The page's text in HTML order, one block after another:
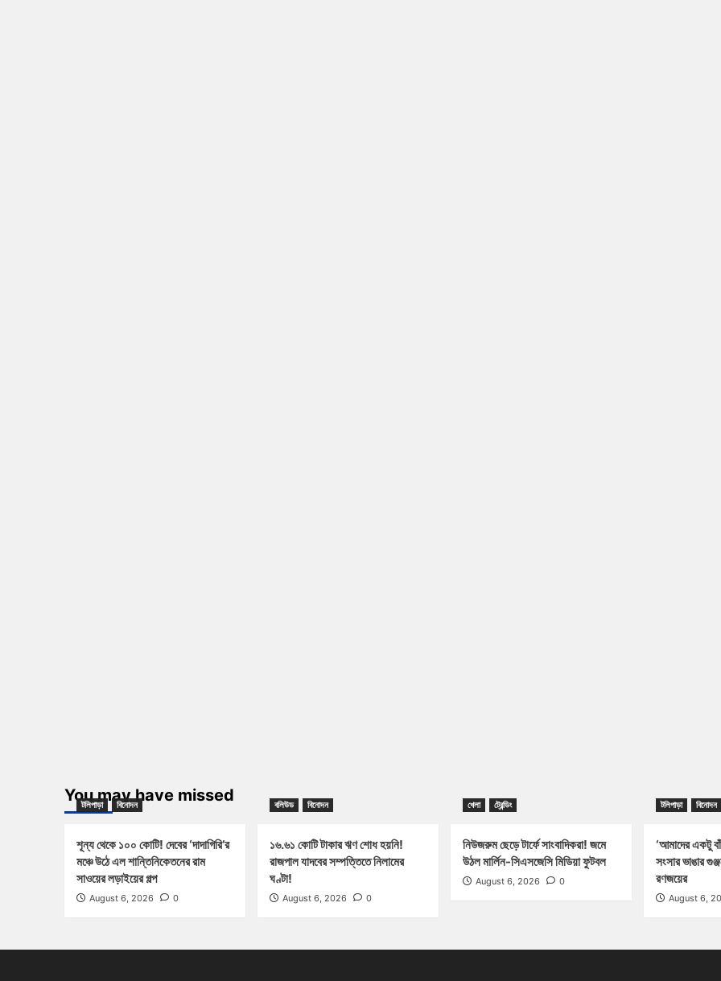
You may have missed
টলিপাড়া বিনোদন
শূন্য থেকে ১০০ কোটি! দেবের ‘দাদাগিরি’র
মঞ্চে উঠে এল শান্তিনিকেতনের রাম
সাওয়ের লড়াইয়ের গল্প
August 6, 2026 0
বলিউড বিনোদন
১৬.৬১ কোটি টাকার ঋণ শোধ হয়নি!
রাজপাল যাদবের সম্পত্তিতে নিলামের
ঘণ্টা!
August 6, 2026 0
খেলা ট্রেন্ডিং
নিউজরুম ছেড়ে টার্ফে সাংবাদিকরা! জমে
উঠল মার্লিন-সিএসজেসি মিডিয়া ফুটবল
August 6, 2026 0
টলিপাড়া বিনোদন
‘আমাদের একটু
সংসার ভাঙার
রণজয়ের
August 6,